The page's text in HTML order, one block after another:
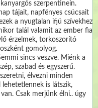
szerpentinein.
tájait, napfényes csúcsait
a nyugtalan ifjú szívekhez
talál valamit az ember fia
érzelmek, torkoszorító
gomolyog.
sincs veszve. Miénk a
szabad és egyszerű.
élvezni minden
is látszik,
Csak merjünk élni.. úgy